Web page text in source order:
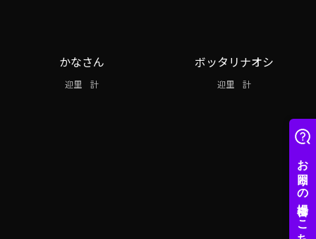
かなさん
迎里 計
ボッタリナオシ
迎里 計